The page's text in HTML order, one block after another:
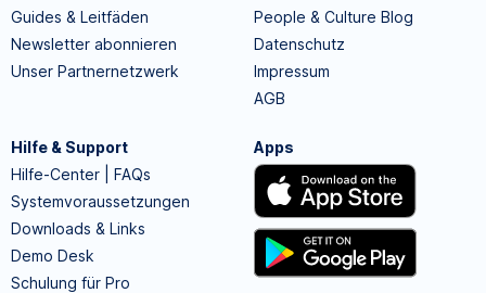
Guides & Leitfäden
Newsletter abonnieren
Unser Partnernetzwerk
People & Culture Blog
Datenschutz
Impressum
AGB
Hilfe & Support
Hilfe-Center | FAQs
Systemvoraussetzungen
Downloads & Links
Demo Desk
Schulung für Pro
Apps